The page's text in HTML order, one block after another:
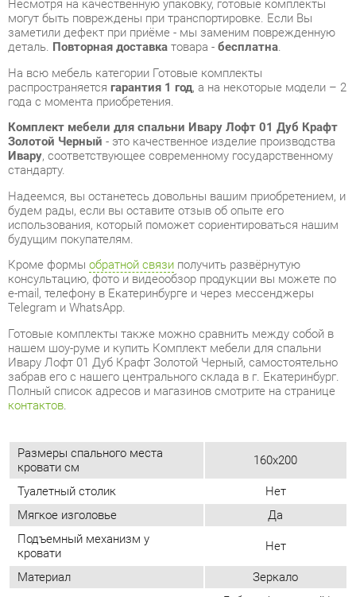
распространяетсягарантия 1 год, а на некоторые модели – 2
года с момента приобретения.
Комплект мебели для спальни Ивару Лофт 01 Дуб Крафт
Ивару, соответствующее современному государственному
стандарту.
Надеемся, вы останетесь довольны вашим приобретением, и
будем рады, если вы оставите отзыв об опыте его
использования, который поможет сориентироваться нашим
будущим покупателям.
Кроме формы
консультацию, фото и видеообзор продукции вы можете по
e-mail, телефону в Екатеринбурге и через мессенджеры
Telegram и WhatsApp.
Готовые комплекты также можно сравнить между собой в
нашем шоу-руме и купить Комплект мебели для спальни
Ивару Лофт 01 Дуб Крафт Золотой Черный, самостоятельно
забрав его с нашего центрального склада в г. Екатеринбург.
Полный список адресов и магазинов смотрите на странице
контактов.
Размеры спального места
кровати см
160x200
Туалетный столик
Нет
Подъемный механизм у
кровати
Материал Зеркало
Цвет Дуб крафт золотой/
черный
Стиль интерьера
Угловой модуль
Ящик для белья
Нет